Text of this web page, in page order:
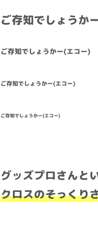
ご存知でしょうか
ご存知でしょうかー(エコー)
ご存知でしょうかー(エコー)
ご存知でしょうかー(エコー)
グッズプロさんと
クロスのそっくり